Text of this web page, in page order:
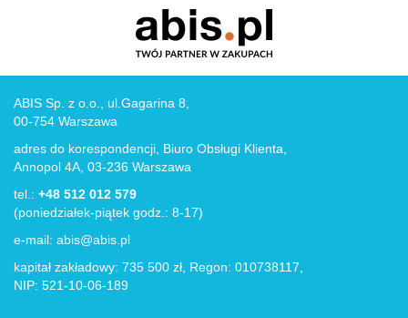
ABIS Sp. z o.o., ul.Gagarina 8,
00-754 Warszawa
adres do korespondencji, Biuro Obsługi Klienta,
Annopol 4A, 03-236 Warszawa
tel.: +48 512 012 579
(poniedziałek-piątek godz.: 8-17)
e-mail: abis@abis.pl
kapitał zakładowy: 735 500 zł, Regon: 010738117,
NIP: 521-10-06-189